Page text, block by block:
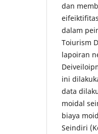
dan
dalam
Toiurism
lapoiran
ini
data
moidal
biaya
Seindiri